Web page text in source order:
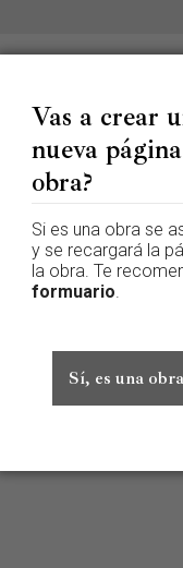
«Medalla
página que aún no
aquí por error, vuelve a
sesión. Tu dirección
de otros beneficios.
Avanzado
Vas a crear
nueva
obra?
Si es una obra se
y se recargará la
la obra. Te
formuario.
Sí, es una obra